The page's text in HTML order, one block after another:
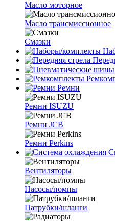
Масло моторное
Масло трансмиссионное
Смазки
Ремни
Ремни ISUZU
Ремни JCB
Ремни Perkins
Вентиляторы
Насосы/помпы
Патрубки/шланги